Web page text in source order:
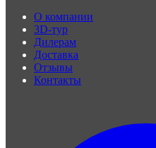
О компании
3D-тур
Дилерам
Доставка
Отзывы
Контакты